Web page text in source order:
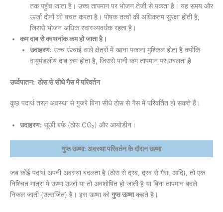
तक पहुँच जाता है। उच्च तापमान पर भोजन तेजी से पकता है। यह समय और
ऊर्जा दोनों की बचत करता है। पोषक तत्वों की अधिकतम सुरक्षा होती है,
जिससे भोजन अधिक स्वास्थ्यवर्धक रहता है।
कम दाब से क्वथनांक कम हो जाता है।
उदाहरण: उच्च ऊंचाई वाले क्षेत्रों में खाना पकाना मुश्किल होता है क्योंकि
वायुमंडलीय दाब कम होता है, जिससे पानी कम तापमान पर उबलता है
उर्ध्वपातन: ठोस से सीधे गैस में परिवर्तन
कुछ पदार्थ तरल अवस्था से गुजरे बिना सीधे ठोस से गैस में परिवर्तित हो सकते हैं।
उदाहरण: सूखी बर्फ (ठोस CO₂) और आयोडीन।
गुप्त ऊष्मा: अवस्था परिवर्तन के दौरान ऊष्मा
जब कोई पदार्थ अपनी अवस्था बदलता है (ठोस से द्रव, द्रव से गैस, आदि), तो एक
निश्चित मात्रा में ऊष्मा ऊर्जा या तो अवशोषित हो जाती है या बिना तापमान बदले
निकल जाती (उत्सर्जित) है। इस ऊष्मा को गुप्त ऊष्माकहते हैं।